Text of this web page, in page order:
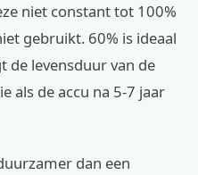
niet constant tot 100%
gebruikt. 60% is ideaal
de levensduur van de
als de accu na 5-7 jaar
dan een